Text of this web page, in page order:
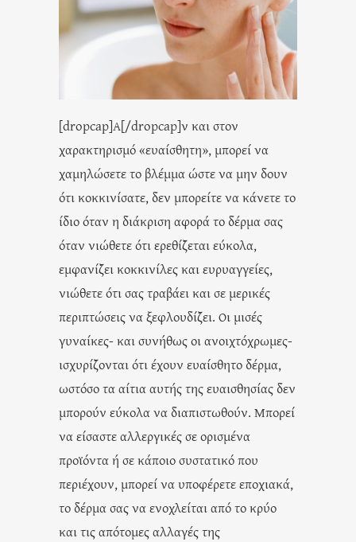
[dropcap]Α[/dropcap]ν και στον
χαρακτηρισμό «ευαίσθητη», μπορεί να
χαμηλώσετε το βλέμμα ώστε να μην δουν
ότι κοκκινίσατε, δεν μπορείτε να κάνετε το
ίδιο όταν η διάκριση αφορά το δέρμα σας
όταν νιώθετε ότι ερεθίζεται εύκολα,
εμφανίζει κοκκινίλες και ευρυαγγείες,
νιώθετε ότι σας τραβάει και σε μερικές
περιπτώσεις να ξεφλουδίζει. Οι μισές
γυναίκες- και συνήθως οι ανοιχτόχρωμες-
ισχυρίζονται ότι έχουν ευαίσθητο δέρμα,
ωστόσο τα αίτια αυτής της ευαισθησίας δεν
μπορούν εύκολα να διαπιστωθούν. Μπορεί
να είσαστε αλλεργικές σε ορισμένα
προϊόντα ή σε κάποιο συστατικό που
περιέχουν, μπορεί να υποφέρετε εποχιακά,
το δέρμα σας να ενοχλείται από το κρύο
και τις απότομες αλλαγές της